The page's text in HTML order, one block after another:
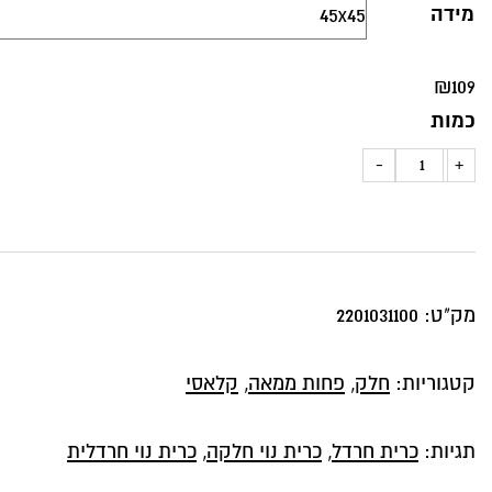
מידה
₪109
כמות
+
כמות
-
מק"ט: 2201031100
קטגוריות: חלק, פחות ממאה, קלאסי
תגיות: כרית חרדל, כרית נוי חלקה, כרית נוי חרדלית